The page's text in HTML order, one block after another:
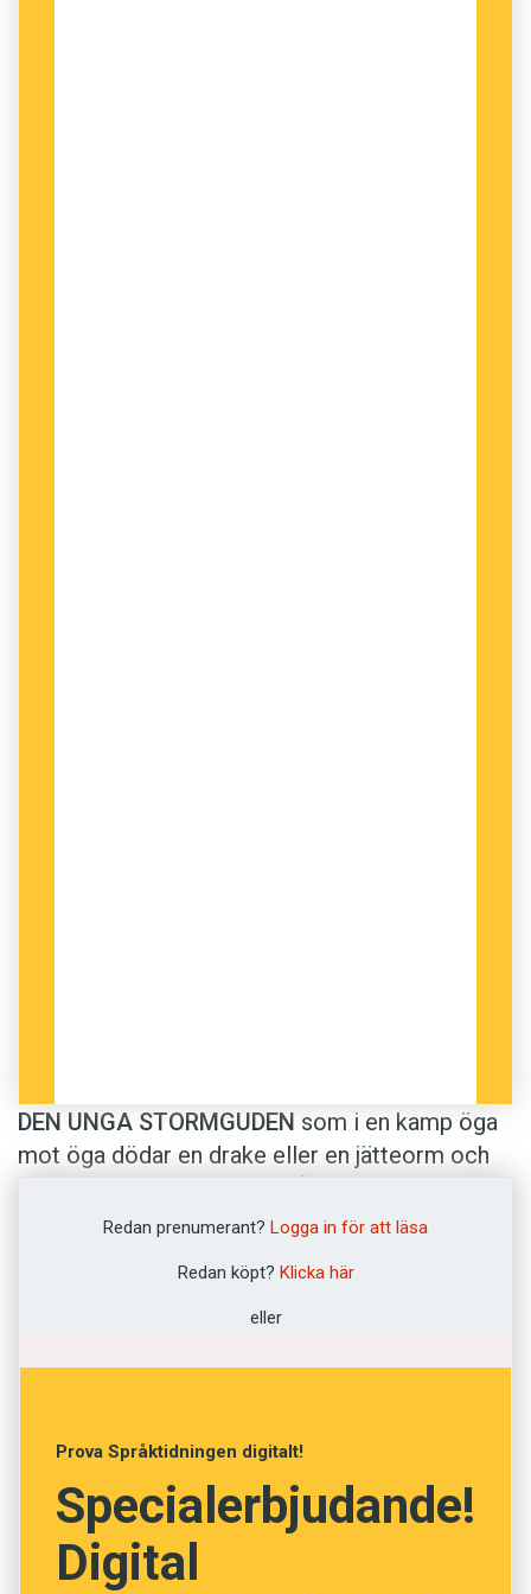
DEN UNGA STORMGUDEN som i en kamp öga
mot öga dödar en drake eller en jätteorm och
en typ av berättelse som återfinns i många
Wikander från mytologiska föreställningar i
sökandet efter gemensamma band mellan
Ola Wikander rör sig främst i semitiska och
indoeuropeiska språk samt i sydvästra Asien
och Indien. Han navigerar mellan berättelser
Redan prenumerant? Logga in för att läsa
Redan köpt? Klicka här
eller
Prova Språktidningen digitalt!
Specialerbjudande!
Digital